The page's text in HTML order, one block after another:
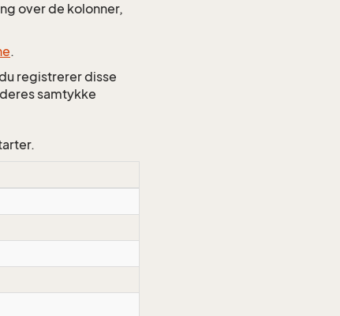
over de kolonner,
.
registrerer disse
samtykke